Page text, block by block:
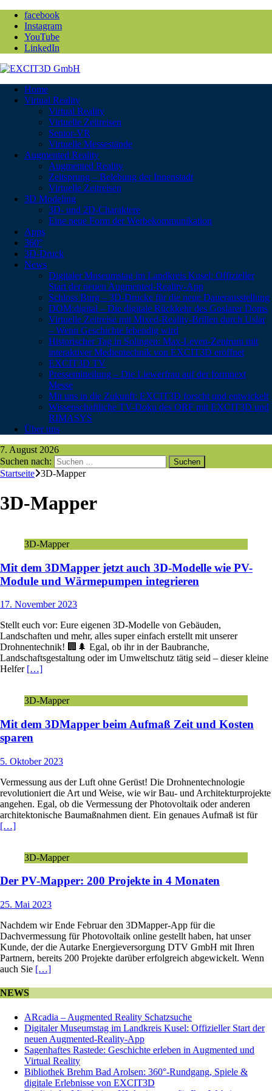
facebook
Instagram
YouTube
LinkedIn
Home
Virtual Reality
Virtual Reality
Virtuelle Zeitreisen
Senior-VR
Virtuelle Messestände
Augmented Reality
Augmented Reality
Zeitsprung – Belebung der Innenstadt
Virtuelle Zeitreisen
3D Modeling
3D- und 2D-Charaktere
Eine neue Form der Werbekommunikation
Apps
360°
3D-Druck
News
Digitaler Museumstag im Landkreis Kusel: Offizieller
Start der neuen Augmented-Reality-App
Schloss Burg – 3D-Drucke für die neue Dauerausstellung
DOM:digital – Die digitale Rückkehr des Goslarer Doms
Virtuelle Zeitreise mit Mixed-Reality-Brillen durch Uslar
– Wenn Geschichte lebendig wird
Historischer Tag in Solingen: Max-Leven-Zentrum mit
interaktiver Medientechnik von EXCIT3D eröffnet
EXCIT3D TV
Pressemitteilung – Die Liewerfrau auf der formnext
Messe
Mit uns in die Zukunft: EXCIT3D forscht und entwickelt
Wissenschaftliche TV-Doku des ORF mit EXCIT3D und
RIMASYS
Über uns
7. August 2026
Suchen nach:
Startseite 3D-Mapper
3D-Mapper
3D-Mapper
Mit dem 3DMapper jetzt auch 3D-Modelle wie PV-
Module und Wärmepumpen integrieren
17. November 2023
Stellt euch vor: Eure eigenen 3D-Modelle von Gebäuden,
Landschaften und mehr, alles super einfach erstellt mit unserer
Drohnentechnik! 🏢🌲 Egal, ob ihr in der Baubranche,
Landschaftsgestaltung oder im Umweltschutz tätig seid – dieser kleine
Helfer […]
3D-Mapper
Mit dem 3DMapper beim Aufmaß Zeit und Kosten
sparen
5. Oktober 2023
Vermessung aus der Luft ohne Gerüst! Die Drohnentechnologie
revolutioniert die Art und Weise, wie wir Bau- und Architekturprojekte
angehen. Egal, ob die Vermessung der Photovoltaik oder anderen
architektonische Baumaßnahmen dient. Ein genaues Aufmaß ist für
[…]
3D-Mapper
Der PV-Mapper: 200 Projekte in 4 Monaten
25. Mai 2023
Nachdem wir Ende Februar den 3DMapper-App für die
Dachvermessung für Photovoltaik online gestellt haben, hat unser
Kunde, der die Autarke Energieversorgung DTV GmbH mit Ihren
Partnern, bereits 200 Projekte darüber erfolgreich abgewickelt. Wenn
auch Sie […]
NEWS
ARcadia – Augmented Reality Schatzsuche
Digitaler Museumstag im Landkreis Kusel: Offizieller Start der
neuen Augmented-Reality-App
Sagenhaftes Rastede: Geschichte erleben in Augmented und
Virtual Reality
Bibliothek Brehm Bad Arolsen: 360°-Rundgang, Spiele &
digitale Erlebnisse von EXCIT3D